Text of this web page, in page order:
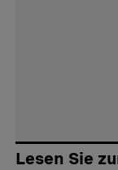
Lesen Sie